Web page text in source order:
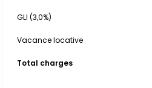
GLI (3,0%)
Vacance locative
Total charges